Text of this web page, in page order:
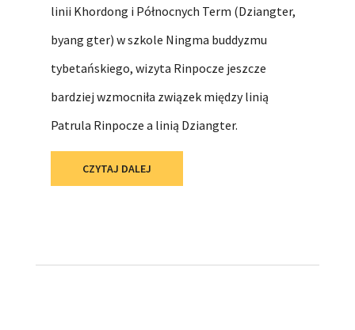
linii Khordong i Północnych Term (Dziangter,
byang gter) w szkole Ningma buddyzmu
tybetańskiego, wizyta Rinpocze jeszcze
bardziej wzmocniła związek między linią
Patrula Rinpocze a linią Dziangter.
CZYTAJ DALEJ